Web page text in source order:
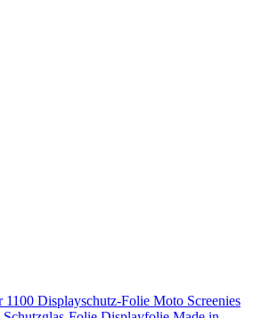
1100 Displayschutz-Folie Moto Screenies